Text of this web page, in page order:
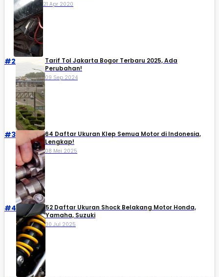
21 Apr 2020
#2
Tarif Tol Jakarta Bogor Terbaru 2025, Ada
Perubahan!
09 Sep 2024
#3
64 Daftar Ukuran Klep Semua Motor di Indonesia,
Lengkap!
08 Mei 2025
#4
52 Daftar Ukuran Shock Belakang Motor Honda,
Yamaha, Suzuki​
30 Jul 2025